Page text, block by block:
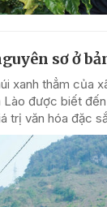
sơ ở
xanh thẳm của
Lào được biết
trị văn hóa đặc